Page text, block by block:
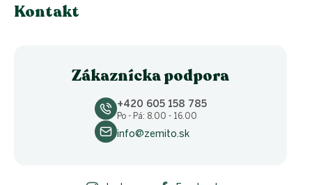
Kontakt
Zákaznícka podpora
+420 605 158 785
Po - Pá: 8.00 - 16.00
info@zemito.sk